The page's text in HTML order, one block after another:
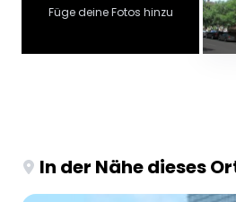
Füge deine Fotos hinzu
In der Nähe dieses